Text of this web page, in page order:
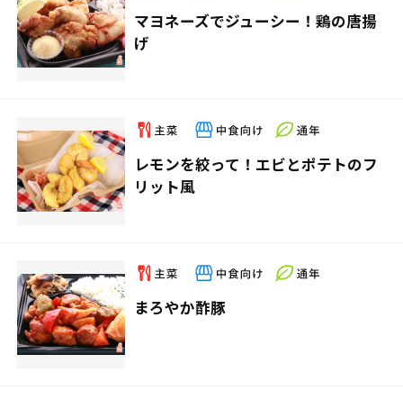
マヨネーズでジューシー！鶏の唐揚
げ
レモンを絞って！エビとポテトのフ
リット風
まろやか酢豚